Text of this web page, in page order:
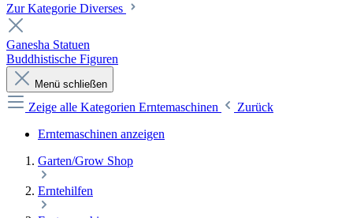
Zur Kategorie Diverses
Ganesha Statuen
Buddhistische Figuren
Menü schließen
Zeige alle Kategorien Erntemaschinen
Zurück
Erntemaschinen anzeigen
Garten/Grow Shop
Erntehilfen